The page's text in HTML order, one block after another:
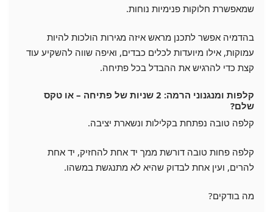
שמאפשרת חלוקות פנימיות נוחות.
בהדמיה אפשר לתכנן מראש איזה מגירות הולכות להיות
עמוקות, אילו מיועדות לכלים כבדים, ואיפה שווה להשקיע עוד
קצת כדי להרגיש את ההבדל בכל פתיחה.
קלפות ומנגנוני הרמה: 2 שניות של פתיחה – או טקס
שלם?
קלפה טובה נפתחת בקלילות ונשארת יציבה.
קלפה פחות טובה דורשת ממך יד אחת להחזיק, יד אחת
להרים, ועין אחת לבדוק שהיא לא מתנגשת במשהו.
מה בודקים?